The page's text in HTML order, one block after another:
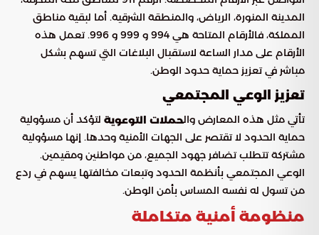
المدينة المنورة، الرياض، والمنطقة الشرقية. أما لبقية مناطق
المملكة، فالأرقام المتاحة هي 994 و 999 و 996. تعمل هذه
الأرقام على مدار الساعة لاستقبال البلاغات التي تسهم بشكل
مباشر في تعزيز حماية حدود الوطن.
تعزيز الوعي المجتمعي
تأتي مثل هذه المعارض والحملات التوعوية لتؤكد أن مسؤولية
حماية الحدود لا تقتصر على الجهات الأمنية وحدها. إنها مسؤولية
مشتركة تتطلب تضافر جهود الجميع، من مواطنين ومقيمين.
الوعي المجتمعي بأنظمة الحدود وتبعات مخالفتها يسهم في ردع
من تسول له نفسه المساس بأمن الوطن.
منظومة أمنية متكاملة